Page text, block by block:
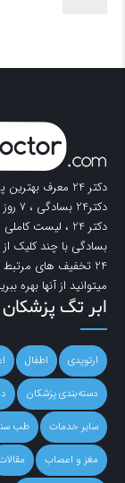
دکتر 24
معرف
دکتر24 بسادگی ، 7 روز هفته از پزشک مورد نظر خود نوبت بگیرید. در وسایت
دکتر 24
، لیست
بسادگی با چند کلیک
24 تخفیف های مرتبط
میتوانید از آنها بهره
ابر تگ پزشکان
ارتوپدی اطفال
دسته‌بندی پزشکان
سایر خدمات طب
مغز و اعصاب